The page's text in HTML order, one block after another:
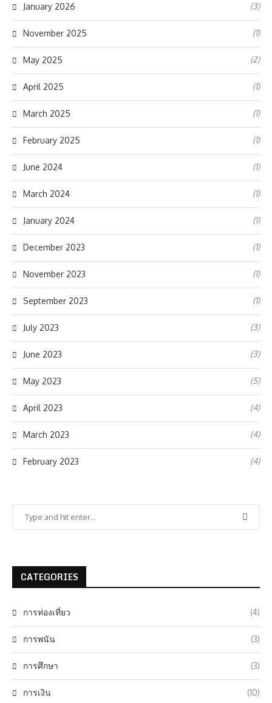
January 2026 (3)
November 2025 (1)
May 2025 (2)
April 2025 (1)
March 2025 (1)
February 2025 (1)
June 2024 (1)
March 2024 (1)
January 2024 (1)
December 2023 (1)
November 2023 (1)
September 2023 (1)
July 2023 (3)
June 2023 (3)
May 2023 (5)
April 2023 (4)
March 2023 (4)
February 2023 (4)
CATEGORIES
การท่องเที่ยว (4)
การพนัน (3)
การศึกษา (3)
การเงิน (10)